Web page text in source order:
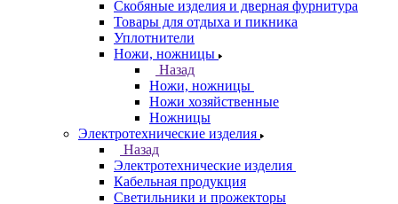
Скобяные изделия и дверная фурнитура
Товары для отдыха и пикника
Уплотнители
Ножи, ножницы
Назад
Ножи, ножницы
Ножи хозяйственные
Ножницы
Электротехнические изделия
Назад
Электротехнические изделия
Кабельная продукция
Светильники и прожекторы